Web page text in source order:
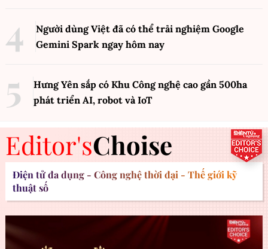
Người dùng Việt đã có thể trải nghiệm Google
Gemini Spark ngay hôm nay
Hưng Yên sắp có Khu Công nghệ cao gần 500ha
phát triển AI, robot và IoT
Editor'sChoise
Điện tử đa dụng - Công nghệ thời đại - Thế giới kỹ
thuật số